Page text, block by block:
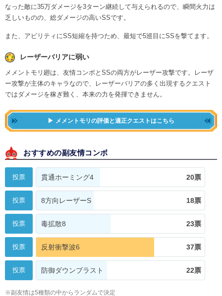
なった敵に35万ダメージを3ターン継続して与えられるので、瞬間火力は
乏しいものの、総ダメージの高いSSです。
また、アビリティにSS短縮を持つため、最短で5巡目にSSを撃てます。
レーザーバリアに弱い
メメントモリ廻は、友情コンボとSSの両方がレーザー攻撃です。レーザ
ー攻撃が主体のキャラなので、レーザーバリアの多く出現するクエスト
ではダメージを稼ぎ難く、本来の力を発揮できません。
メメントモリの評価と適正クエストはこちら
おすすめの副友情コンボ
投票 貫通ホーミング4 20票
投票 8方向レーザーS 18票
投票 毒拡散8 23票
投票 反射衝撃波6 37票
投票 防御ダウンブラスト 22票
※副友情は5種類の中からランダムで決定